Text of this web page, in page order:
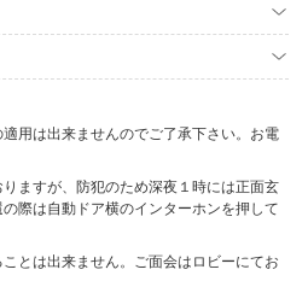
用は出来ませんのでご了承下さい。お電
ますが、防犯のため深夜１時には正面玄
際は自動ドア横のインターホンを押して
とは出来ません。ご面会はロビーにてお